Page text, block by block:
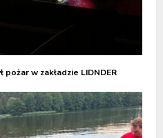
pożar w zakładzie LIDNDER